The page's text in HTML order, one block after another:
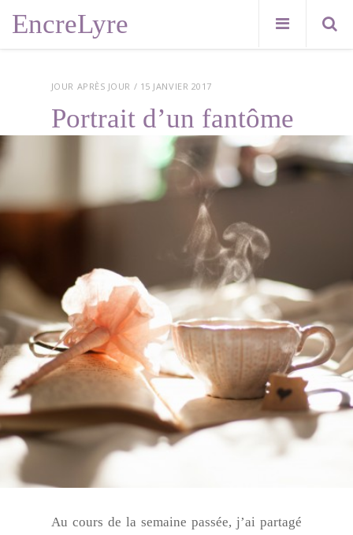
EncreLyre
JOUR APRÈS JOUR / 15 JANVIER 2017
Portrait d’un fantôme
Au cours de la semaine passée, j’ai partagé